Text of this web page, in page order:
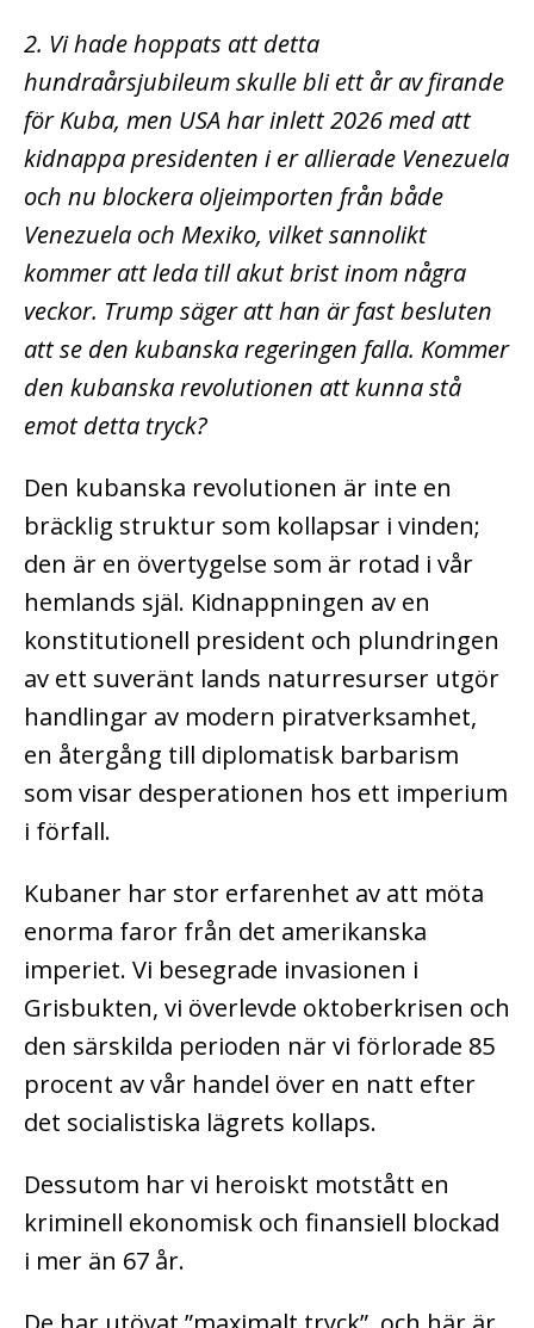
2. Vi hade hoppats att detta
hundraårsjubileum skulle bli ett år av firande
för Kuba, men USA har inlett 2026 med att
kidnappa presidenten i er allierade Venezuela
och nu blockera oljeimporten från både
Venezuela och Mexiko, vilket sannolikt
kommer att leda till akut brist inom några
veckor. Trump säger att han är fast besluten
att se den kubanska regeringen falla. Kommer
den kubanska revolutionen att kunna stå
emot detta tryck?
Den kubanska revolutionen är inte en
bräcklig struktur som kollapsar i vinden;
den är en övertygelse som är rotad i vår
hemlands själ. Kidnappningen av en
konstitutionell president och plundringen
av ett suveränt lands naturresurser utgör
handlingar av modern piratverksamhet,
en återgång till diplomatisk barbarism
som visar desperationen hos ett imperium
i förfall.
Kubaner har stor erfarenhet av att möta
enorma faror från det amerikanska
imperiet. Vi besegrade invasionen i
Grisbukten, vi överlevde oktoberkrisen och
den särskilda perioden när vi förlorade 85
procent av vår handel över en natt efter
det socialistiska lägrets kollaps.
Dessutom har vi heroiskt motstått en
kriminell ekonomisk och finansiell blockad
i mer än 67 år.